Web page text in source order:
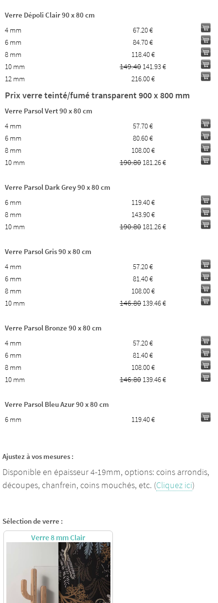
Verre Dépoli Clair 90 x 80 cm
4 mm
67.20 €
6 mm
84.70 €
8 mm
118.40 €
10 mm
149.40 141.93 €
12 mm
216.00 €
Prix verre teinté/fumé transparent 900 x 800 mm
Verre Parsol Vert 90 x 80 cm
4 mm
57.70 €
6 mm
80.60 €
8 mm
108.00 €
10 mm
190.80 181.26 €
Verre Parsol Dark Grey 90 x 80 cm
6 mm
119.40 €
8 mm
143.90 €
10 mm
190.80 181.26 €
Verre Parsol Gris 90 x 80 cm
4 mm
57.20 €
6 mm
81.40 €
8 mm
108.00 €
10 mm
146.80 139.46 €
Verre Parsol Bronze 90 x 80 cm
4 mm
57.20 €
6 mm
81.40 €
8 mm
108.00 €
10 mm
146.80 139.46 €
Verre Parsol Bleu Azur 90 x 80 cm
6 mm
119.40 €
Ajustez à vos mesures :
Disponible en épaisseur 4-19mm, options: coins arrondis,
découpes, chanfrein, coins mouchés, etc. (Cliquez ici)
Sélection de verre :
Verre 8 mm Clair